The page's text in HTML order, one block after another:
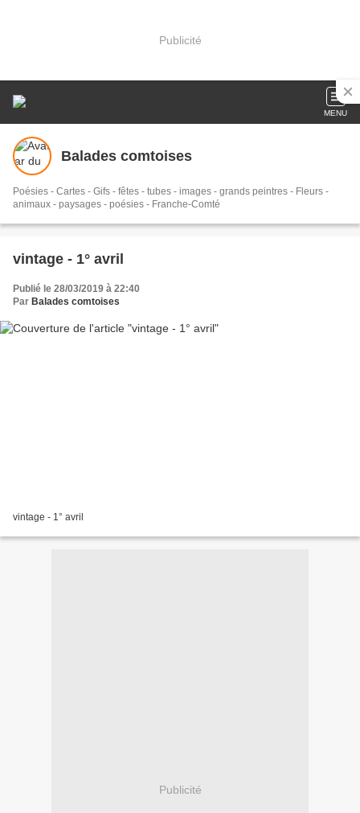
Publicité
MENU
Balades comtoises
Poésies - Cartes - Gifs - fêtes - tubes - images - grands peintres - Fleurs -
animaux - paysages - poésies - Franche-Comté
vintage - 1° avril
Publié le 28/03/2019 à 22:40
Par Balades comtoises
vintage - 1° avril
Publicité